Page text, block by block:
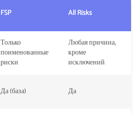
FSP All Risks
Только
поименованные
риски
Любая причина,
кроме
исключений
Да (база) Да